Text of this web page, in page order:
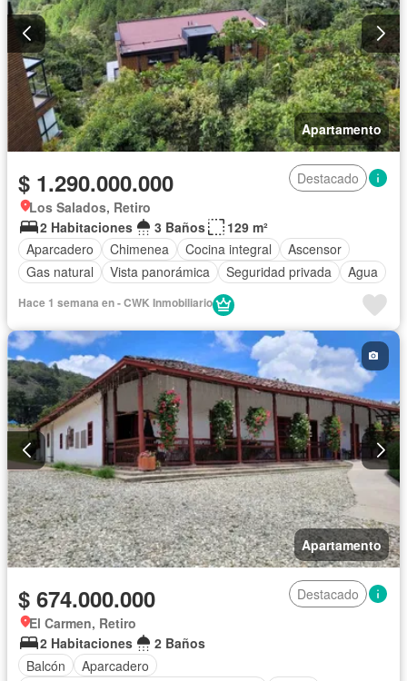
Apartamento
$ 1.290.000.000
Destacado
Los Salados, Retiro
2 Habitaciones
3 Baños
129 m²
Aparcadero
Chimenea Cocina integral
Ascensor
Gas natural
Vista panorámica Seguridad privada Agua
Hace 1 semana en - CWK Inmobiliario
Apartamento
$ 674.000.000
Destacado
El Carmen, Retiro
2 Habitaciones
2 Baños
Balcón
Aparcadero